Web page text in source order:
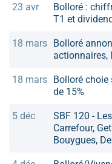
23 avr
Bolloré :
T1 et
18 mars Bolloré
actionnaires,
18 mars Bolloré
de 15%
5 déc
SBF 120 -
Carrefour,
Bouygues,